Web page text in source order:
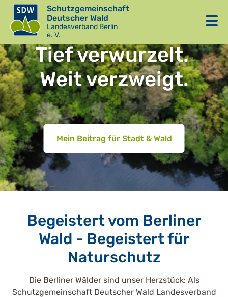
Schutzgemeinschaft
Deutscher Wald
Landesverband Berlin
e. V.
Tief verwurzelt.
Weit verzweigt.
Mein Beitrag für Stadt & Wald
Begeistert vom Berliner
Wald - Begeistert für
Naturschutz
Die Berliner Wälder sind unser Herzstück: Als
Schutzgemeinschaft Deutscher Wald Landesverband